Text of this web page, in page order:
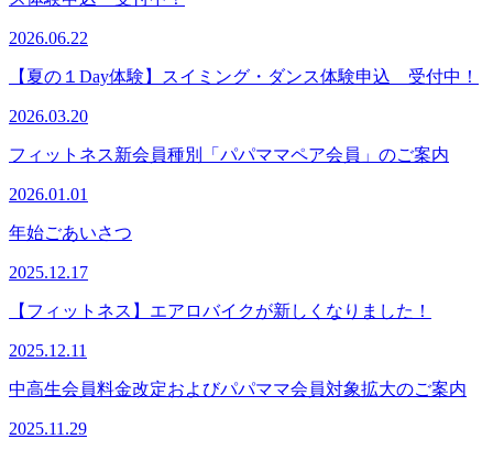
2026.06.22
【夏の１Day体験】スイミング・ダンス体験申込 受付中！
2026.03.20
フィットネス新会員種別「パパママペア会員」のご案内
2026.01.01
年始ごあいさつ
2025.12.17
【フィットネス】エアロバイクが新しくなりました！
2025.12.11
中高生会員料金改定およびパパママ会員対象拡大のご案内
2025.11.29